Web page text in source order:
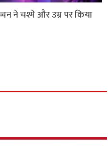
ने चश्मे और उम्र पर किया